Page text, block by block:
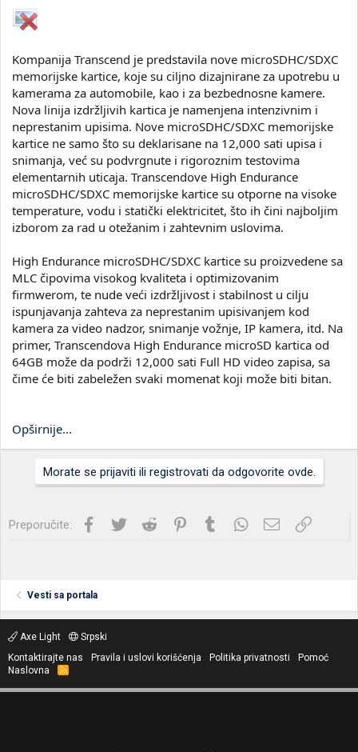
Kompanija Transcend je predstavila nove microSDHC/SDXC
memorijske kartice, koje su ciljno dizajnirane za upotrebu u
kamerama za automobile, kao i za bezbednosne kamere.
Nova linija izdržljivih kartica je namenjena intenzivnim i
neprestanim upisima. Nove microSDHC/SDXC memorijske
kartice ne samo što su deklarisane na 12,000 sati upisa i
snimanja, već su podvrgnute i rigoroznim testovima
elementarnih uticaja. Transcendove High Endurance
microSDHC/SDXC memorijske kartice su otporne na visoke
temperature, vodu i statički elektricitet, što ih čini najboljim
izborom za rad u otežanim i zahtevnim uslovima.
High Endurance microSDHC/SDXC kartice su proizvedene sa
MLC čipovima visokog kvaliteta i optimizovanim
firmwerom, te nude veći izdržljivost i stabilnost u cilju
ispunjavanja zahteva za neprestanim upisivanjem kod
kamera za video nadzor, snimanje vožnje, IP kamera, itd. Na
primer, Transcendova High Endurance microSD kartica od
64GB može da podrži 12,000 sati Full HD video zapisa, sa
čime će biti zabeležen svaki momenat koji može biti bitan.
Opširnije...
Morate se prijaviti ili registrovati da odgovorite ovde.
Preporučite: Facebook
Twitter Reddit PinterestTumblrWhatsApp
Imejl Link
Vesti sa portala
Axe Light
Srpski
Kontaktirajte nas
Pravila i uslovi korišćenja Politika privatnosti
Pomoć
Naslovna
R
S